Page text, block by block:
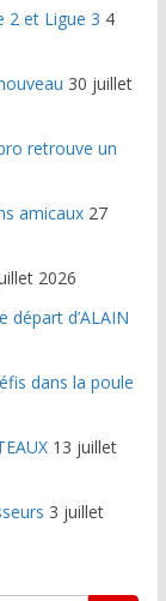
2 et Ligue 3 4
30 juillet
retrouve un
amicaux 27
2026
départ d’ALAIN
dans la poule
13 juillet
3 juillet